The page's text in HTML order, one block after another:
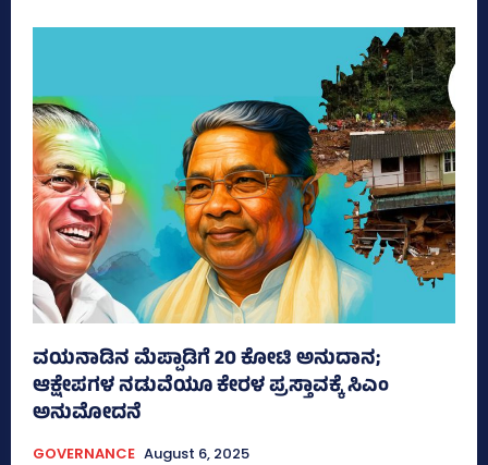
ವಯನಾಡಿನ ಮೆಪ್ಪಾಡಿಗೆ 20 ಕೋಟಿ ಅನುದಾನ;
ಆಕ್ಷೇಪಗಳ ನಡುವೆಯೂ ಕೇರಳ ಪ್ರಸ್ತಾವಕ್ಕೆ ಸಿಎಂ
ಅನುಮೋದನೆ
GOVERNANCE August 6, 2025